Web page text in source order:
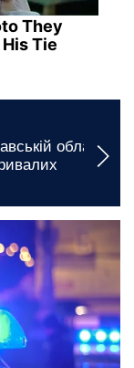
They
Tie
області